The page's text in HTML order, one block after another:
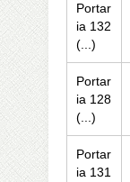
Portar
ia 132
(...)
Portar
ia 128
(...)
Portar
ia 131